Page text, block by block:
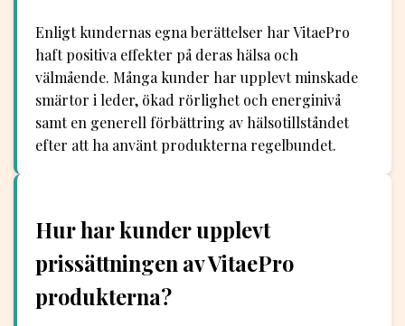
Enligt kundernas egna berättelser har VitaePro
haft positiva effekter på deras hälsa och
välmående. Många kunder har upplevt minskade
smärtor i leder, ökad rörlighet och energinivå
samt en generell förbättring av hälsotillståndet
efter att ha använt produkterna regelbundet.
Hur har kunder upplevt
prissättningen av VitaePro
produkterna?